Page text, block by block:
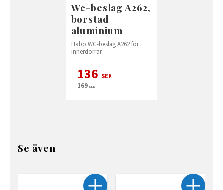
Wc-beslag A262,
borstad
aluminium
Habo WC-beslag A262 för
innerdörrar
136 SEK
169SEK
Se även